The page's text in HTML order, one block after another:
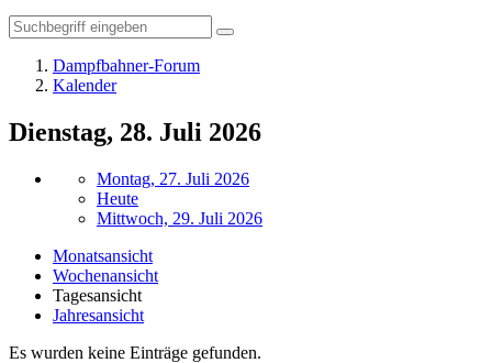
Dampfbahner-Forum
Kalender
Dienstag, 28. Juli 2026
Montag, 27. Juli 2026
Heute
Mittwoch, 29. Juli 2026
Monatsansicht
Wochenansicht
Tagesansicht
Jahresansicht
Es wurden keine Einträge gefunden.